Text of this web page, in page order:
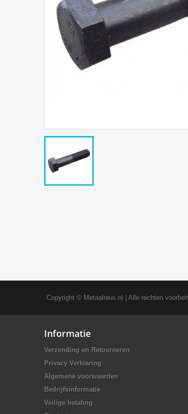
Copyright © Metaalreus.nl | Alle rechten
Informatie
Verzending en Retourneren
Privacy Verklaring
Algemene voorwaarden
Bedrijfsinformatie
Veilige betaling